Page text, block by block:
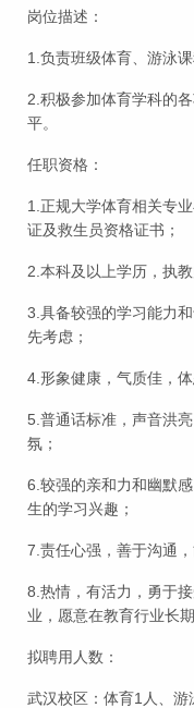
岗位描述：
1.负责班级体育、游泳
2.积极参加体育学科的
平。
任职资格：
1.正规大学体育相关专
证及救生员资格证书；
2.本科及以上学历，执
3.具备较强的学习能力
先考虑；
4.形象健康，气质佳，
5.普通话标准，声音洪
氛；
6.较强的亲和力和幽默
生的学习兴趣；
7.责任心强，善于沟通
8.热情，有活力，勇于
业，愿意在教育行业长期
拟聘用人数：
武汉校区：体育1人、游